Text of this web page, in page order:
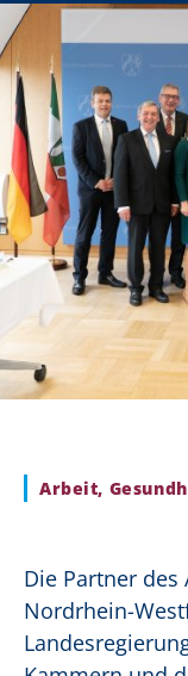
Arbeit,
Die Partner des
Nordrhein-